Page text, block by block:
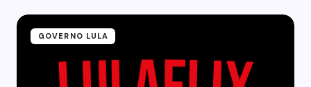
GOVERNO LULA